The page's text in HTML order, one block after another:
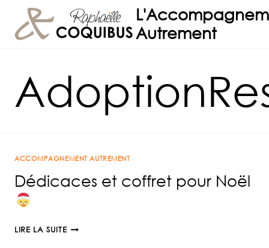
contenu
Autrement
ACCOMPAGNEMENT AUTREMENT
Dédicaces et coffret pour Noël
LIRE LA SUITEDÉDICACES